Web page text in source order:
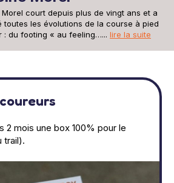
court depuis plus de vingt ans et a
toutes les évolutions de la course à pied
: du footing « au feeling…... lire la suite
2 mois une box 100% pour le
trail).